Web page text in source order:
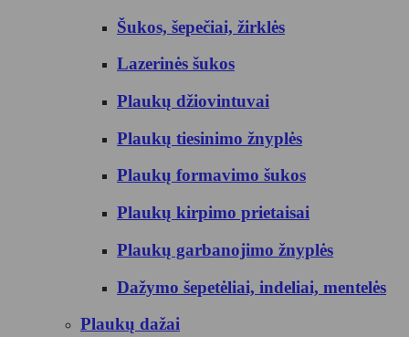
Šukos, šepečiai, žirklės
Lazerinės šukos
Plaukų džiovintuvai
Plaukų tiesinimo žnyplės
Plaukų formavimo šukos
Plaukų kirpimo prietaisai
Plaukų garbanojimo žnyplės
Dažymo šepetėliai, indeliai, mentelės
Plaukų dažai